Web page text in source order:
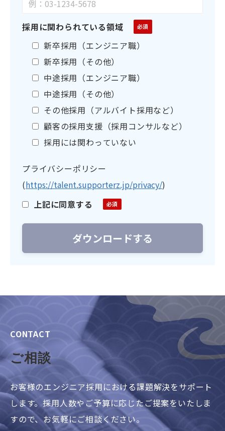
採用に関わられている領域
新卒採用（エンジニア職）
新卒採用（その他）
中途採用（エンジニア職）
中途採用（その他）
その他採用（アルバイト採用など）
顧客の採用支援（採用コンサルなど）
採用には関わっていない
プライバシーポリシー
(https://talent.supporterz.jp/privacy/)
上記に同意する
CONTACT
ご相談
お客様のエンジニア採用における課題解決をサポート
します。採用人数やご予算に応じたご提案をいたしま
すので、お気軽にご相談ください。